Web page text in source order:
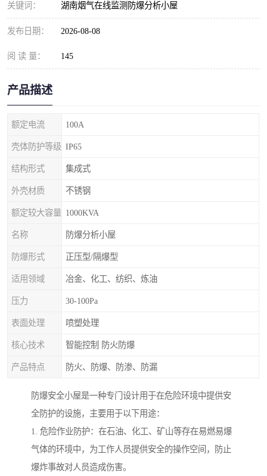
关键词： 湖南烟气在线监测防爆分析小屋
发布日期： 2026-08-08
阅 读 量： 145
产品描述
额定电流 100A
壳体防护等级 IP65
结构形式 集成式
外壳材质 不锈钢
额定较大容量 1000KVA
名称 防爆分析小屋
防爆形式 正压型/隔爆型
适用领域 冶金、化工、纺织、炼油
压力 30-100Pa
表面处理 喷塑处理
核心技术 智能控制 防火防爆
产品特点 防火、防爆、防渗、防漏
防爆安全小屋是一种专门设计用于在危险环境中提供安
全防护的设施，主要用于以下用途：
1. 危险作业防护：在石油、化工、矿山等存在易燃易爆
气体的环境中，为工作人员提供安全的操作空间，防止
爆炸事故对人员造成伤害。